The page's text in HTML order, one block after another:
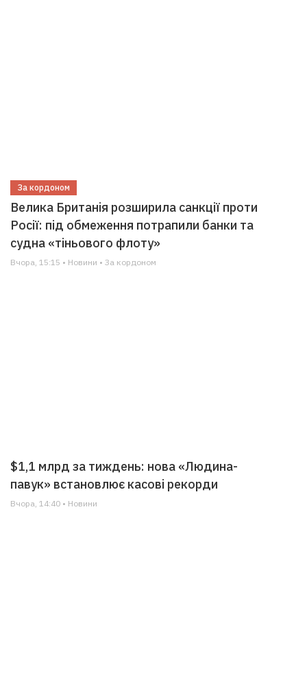
За кордоном
Велика Британія розширила санкції проти
Росії: під обмеження потрапили банки та
судна «тіньового флоту»
Вчора, 15:15 • Новини • За кордоном
$1,1 млрд за тиждень: нова «Людина-
павук» встановлює касові рекорди
Вчора, 14:40 • Новини